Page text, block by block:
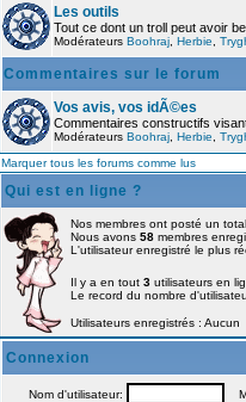
Les outils
Tout ce dont un troll peut avoir
Modérateurs Boohraj Herbie
Commentaires sur le forum
Vos avis, vos idÃ©es
Commentaires constructifs
Modérateurs Boohraj Herbie
Marquer tous les forums comme lus
Qui est en ligne ?
Nos membres ont posté un
Nous avons 58 membres
L'utilisateur enregistré le plus
Il y a en tout 3 utilisateurs en
Le record du nombre
Utilisateurs enregistrés : Aucun
Connexion
Nom d'utilisateur: